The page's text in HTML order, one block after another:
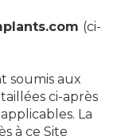
(ci-
soumis aux
ci-après
La
à ce Site